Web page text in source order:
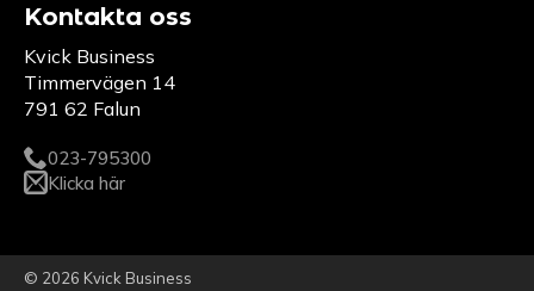
Kontakta oss
Kvick Business
Timmervägen 14
791 62 Falun
023-795300
Klicka här
© 2026 Kvick Business